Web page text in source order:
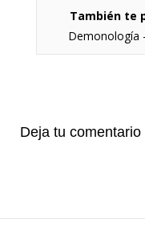
También te
Demonología
Deja tu comentario